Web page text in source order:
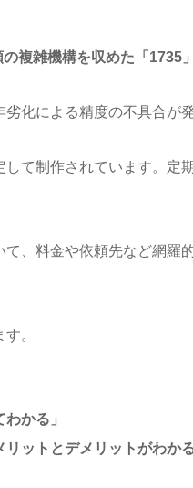
複雑機構を収めた「1735」
化による精度の不具合が発
て制作されています。定
、料金や依頼先など網羅
。
かる」
ットとデメリットがわかる